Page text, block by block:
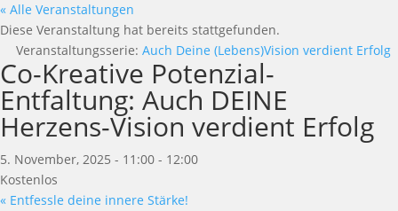
« Alle Veranstaltungen
Diese Veranstaltung hat bereits stattgefunden.
Veranstaltungsserie: Auch Deine (Lebens)Vision verdient Erfolg
Co-Kreative Potenzial-
Entfaltung: Auch DEINE
Herzens-Vision verdient Erfolg
5. November, 2025 - 11:00 - 12:00
Kostenlos
« Entfessle deine innere Stärke!